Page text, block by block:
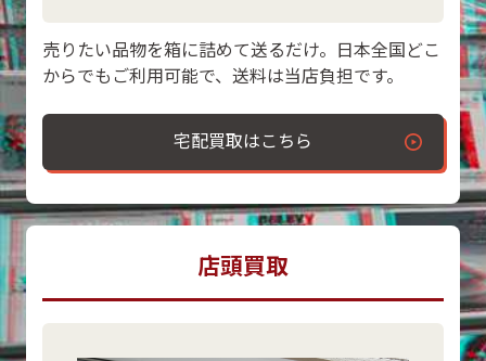
売りたい品物を箱に詰めて送るだけ。日本全国どこ
からでもご利用可能で、送料は当店負担です。
宅配買取はこちら
店頭買取